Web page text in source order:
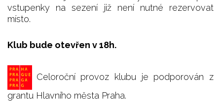
vstupenky na sezení již není nutné rezervovat
místo.
Klub bude otevřen v 18h.
Celoroční provoz klubu je podporován z
grantu Hlavního města Praha.